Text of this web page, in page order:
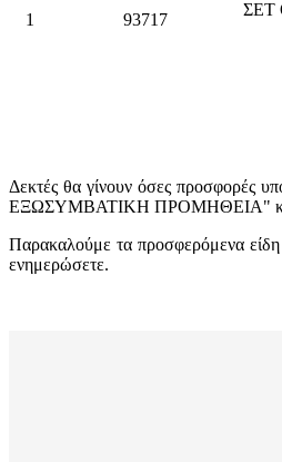
1
93717
ΣΕΤ
Δεκτές θα γίνουν όσες προσφορές
ΕΞΩΣΥΜΒΑΤΙΚΗ ΠΡΟΜΗΘΕΙΑ" και θα
Παρακαλούμε τα προσφερόμενα είδη
ενημερώσετε.